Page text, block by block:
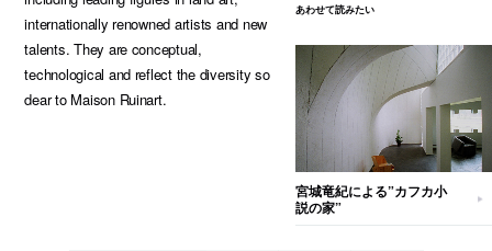
internationally renowned artists and new
talents. They are conceptual,
technological and reflect the diversity so
dear to Maison Ruinart.
あわせて読みたい
宮城竜紀による”カフカ小
説の家”